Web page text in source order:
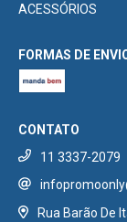
ACESSÓRIOS
FORMAS DE
CONTATO
11 3337-2079
Rua Barão De